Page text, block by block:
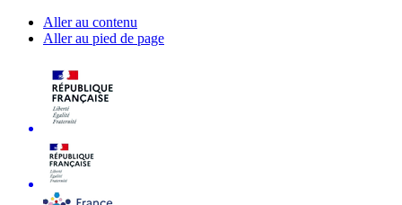
Aller au contenu
Aller au pied de page